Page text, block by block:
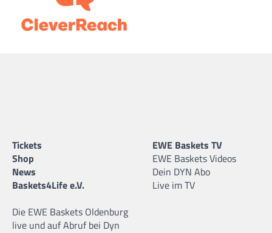
Tickets
Shop
News
Baskets4Life e.V.
Die EWE Baskets Oldenburg
live und auf Abruf bei Dyn
EWE Baskets TV
EWE Baskets Videos
Dein DYN Abo
Live im TV